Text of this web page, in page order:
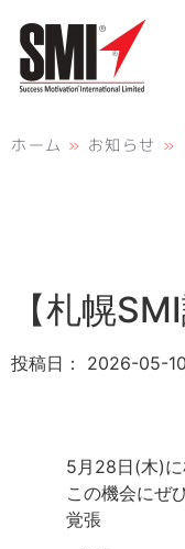
ホーム » お知らせ »
【札幌
投稿日： 2026-05-10
5月28日(木)に
この機会にぜ
覚張